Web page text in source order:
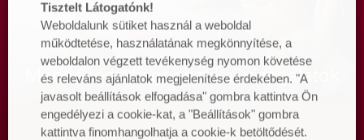
Meddőségi diagnosztikai vizsgálatok
Tisztelt Látogatónk!
Weboldalunk sütiket használ a weboldal
működtetése, használatának megkönnyítése, a
weboldalon végzett tevékenység nyomon követése
és releváns ajánlatok megjelenítése érdekében. "A
javasolt beállítások elfogadása" gombra kattintva Ön
engedélyezi a cookie-kat, a "Beállítások" gombra
kattintva finomhangolhatja a cookie-k betöltődését.